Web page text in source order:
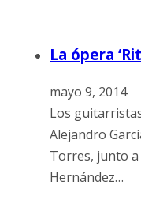
La ópera
mayo 9, 2014
Los
Alejandro
Torres, junto
Hernández…